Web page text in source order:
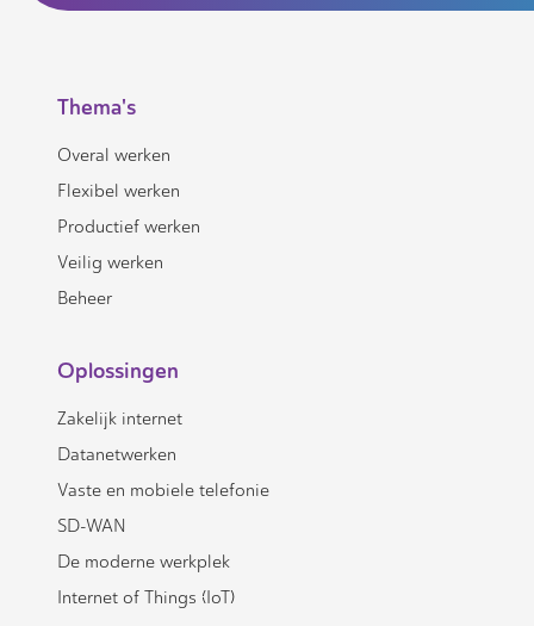
Thema's
Overal werken
Flexibel werken
Productief werken
Veilig werken
Beheer
Oplossingen
Zakelijk internet
Datanetwerken
Vaste en mobiele telefonie
SD-WAN
De moderne werkplek
Internet of Things (IoT)